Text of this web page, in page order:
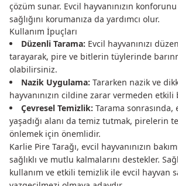
çözüm sunar. Evcil hayvanınızın
sağlığını korumanıza da yardımcı olur.
Kullanım İpuçları
Düzenli Tarama: Evcil hayvanınızı
tarayarak, pire ve bitlerin tüylerinde
olabilirsiniz.
Nazik Uygulama: Tararken nazik ve
hayvanınızın cildine zarar vermeden
Çevresel Temizlik: Tarama sonrasında,
yaşadığı alanı da temiz tutmak, pirelerin
önlemek için önemlidir.
Karlie Pire Tarağı, evcil hayvanınızın
sağlıklı ve mutlu kalmalarını destekler.
kullanım ve etkili temizlik ile evcil hayvan